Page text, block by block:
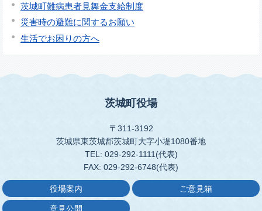
茨城町難病患者見舞金支給制度
災害時の避難に関するお願い
生活でお困りの方へ
茨城町役場
〒311-3192
茨城県東茨城郡茨城町大字小堤1080番地
TEL: 029-292-1111(代表)
FAX: 029-292-6748(代表)
役場案内 ご意見箱
意見公開